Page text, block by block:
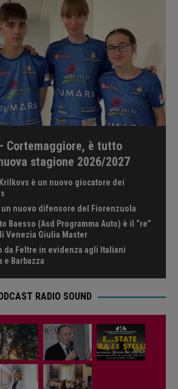
Cortemaggiore, è tutto
stagione 2026/2027
è un nuovo giocatore dei
un nuovo difensore del Fiorenzuola
Baesso (Asd Programma Auto) è il “re”
Venezia Giulia Master
da Feltre in evidenza agli Italiani
e Barbazza
RADIO SOUND